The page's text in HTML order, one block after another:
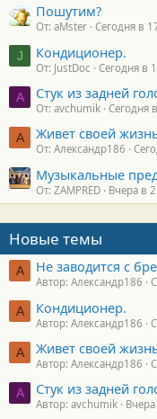
Пошутим?
От: aMster Сегодня в
J Кондиционер.
От: JustDoc Сегодня в
A Стук из задней
От: avchumik Сегодня
А Живет своей
От: Александр186
Музыкальные
От: ZAMPRED Вчера в
Новые темы
А Не заводится с
Автор: Александр186
А Кондиционер.
Автор: Александр186
А Живет своей
Автор: Александр186
A Стук из задней
Автор: avchumik